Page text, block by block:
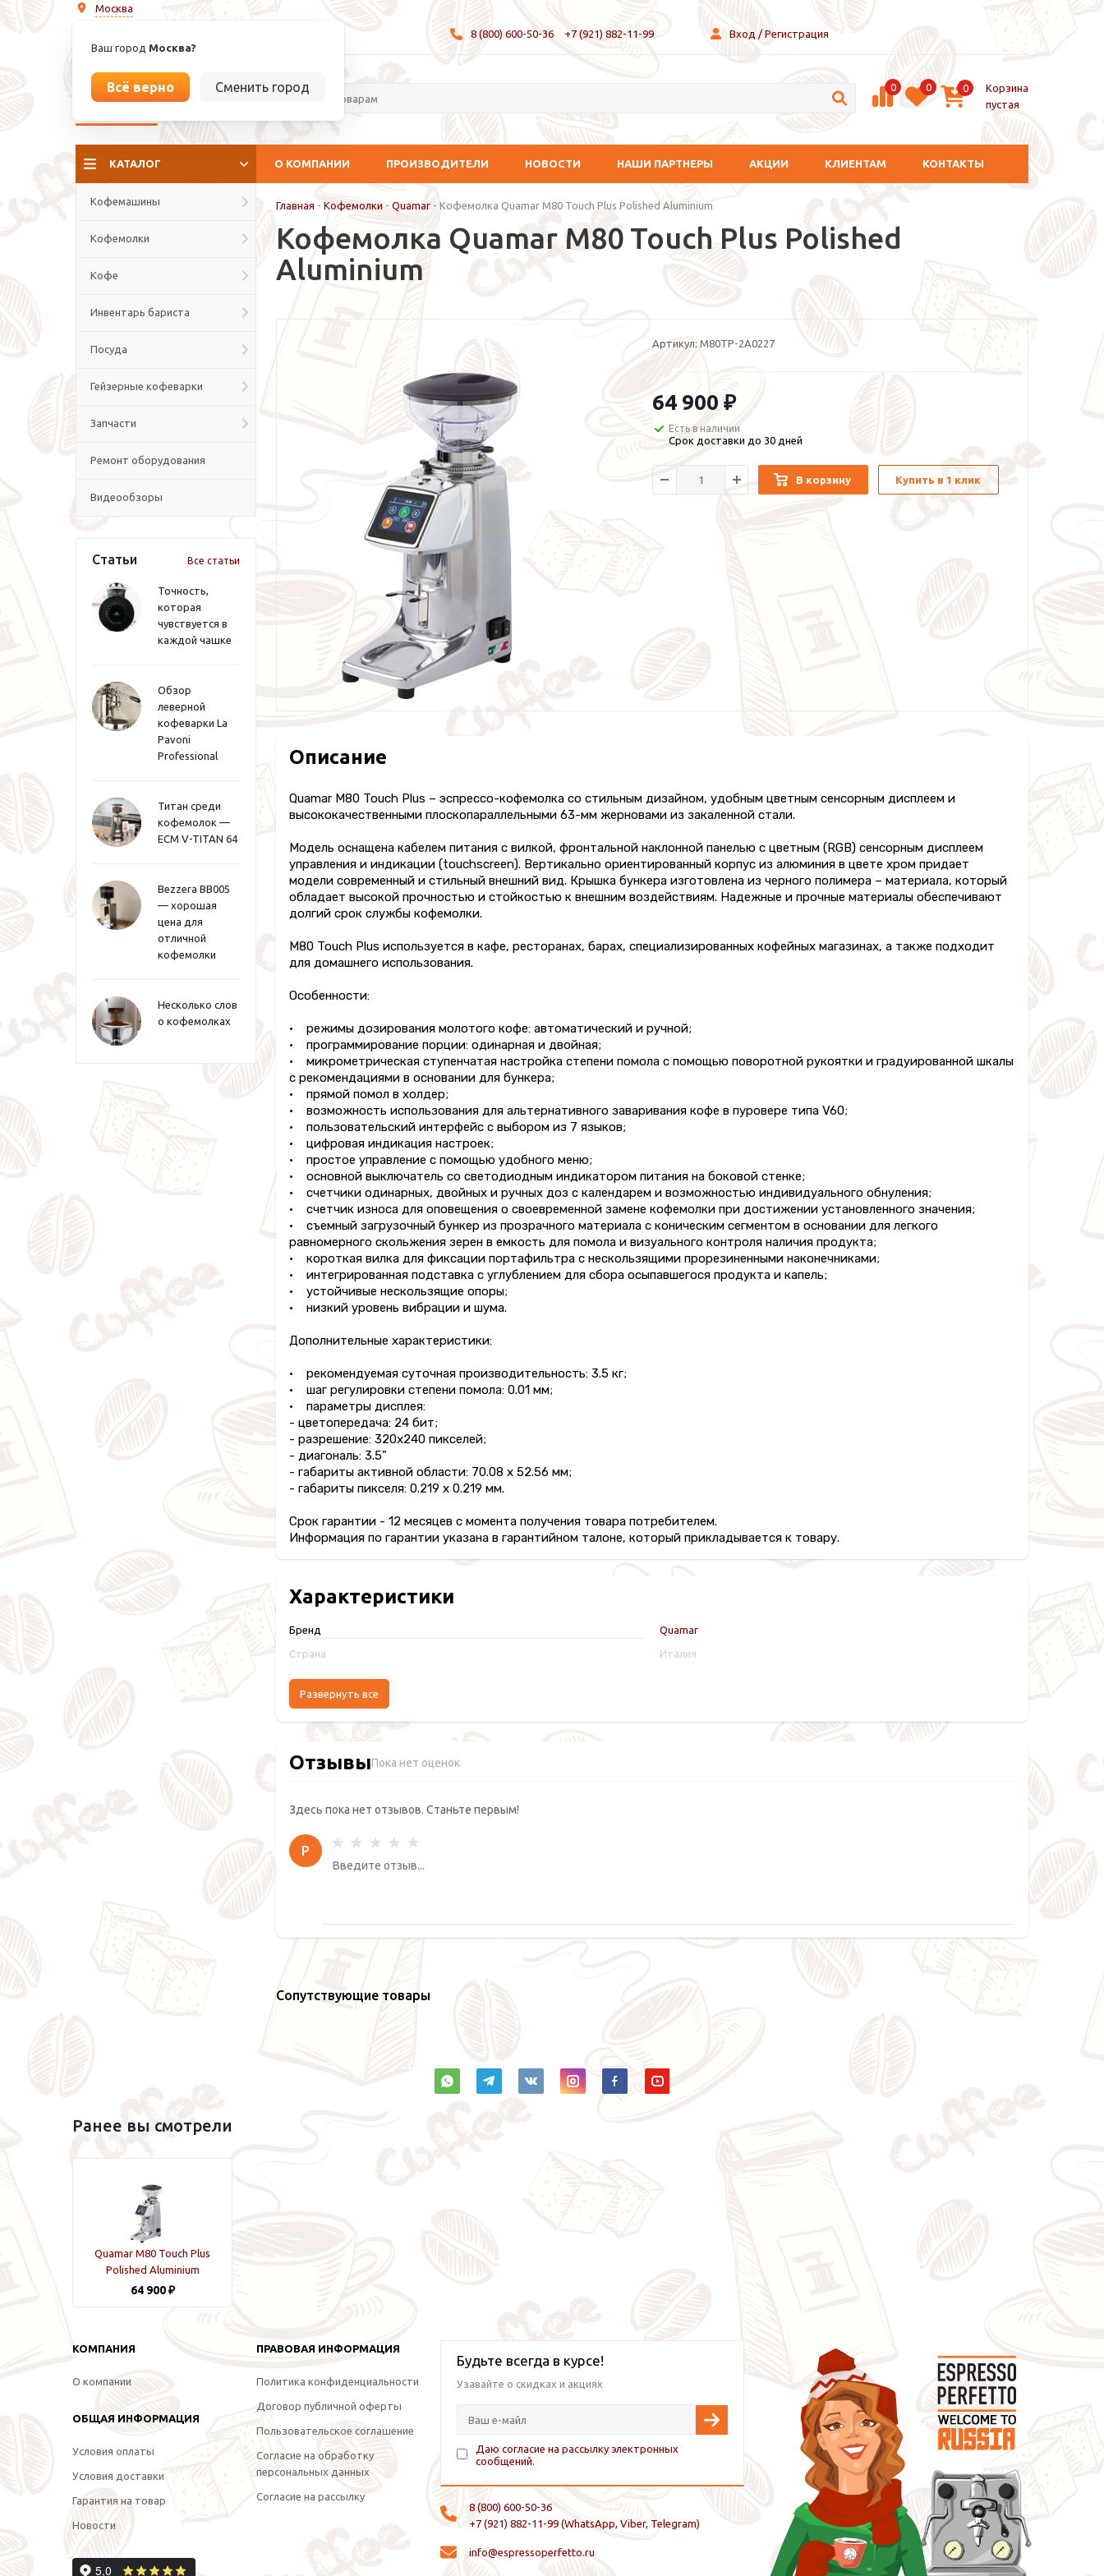
Москва
Ваш город Москва?
Всё верно Сменить город
8 (800) 600-50-36 +7 (921) 882-11-99 Вход / Регистрация
La culture del caffé 0 0 0
Корзина
пустая
КАТАЛОГ О КОМПАНИИ ПРОИЗВОДИТЕЛИ НОВОСТИ НАШИ ПАРТНЕРЫ АКЦИИ КЛИЕНТАМ КОНТАКТЫ
Кофемашины
Кофемолки
Кофе
Инвентарь бариста
Посуда
Гейзерные кофеварки
Запчасти
Ремонт оборудования
Видеообзоры
Статьи Все статьи
Точность,
которая
чувствуется в
каждой чашке
Обзор
леверной
кофеварки La
Pavoni
Professional
Титан среди
кофемолок —
ECM V-TITAN 64
Bezzera BB005
— хорошая
цена для
отличной
кофемолки
Несколько слов
о кофемолках
Главная - Кофемолки - Quamar - Кофемолка Quamar M80 Touch Plus Polished Aluminium
Кофемолка Quamar M80 Touch Plus Polished
Aluminium
Артикул: M80TP-2A0227
64 900 ₽
Есть в наличии
Срок доставки до 30 дней
В корзину Купить в 1 клик
Описание
Quamar M80 Touch Plus – эспрессо-кофемолка со стильным дизайном, удобным цветным сенсорным дисплеем и
высококачественными плоскопараллельными 63-мм жерновами из закаленной стали.
Модель оснащена кабелем питания с вилкой, фронтальной наклонной панелью с цветным (RGB) сенсорным дисплеем
управления и индикации (touchscreen). Вертикально ориентированный корпус из алюминия в цвете хром придает
модели современный и стильный внешний вид. Крышка бункера изготовлена из черного полимера – материала, который
обладает высокой прочностью и стойкостью к внешним воздействиям. Надежные и прочные материалы обеспечивают
долгий срок службы кофемолки.
M80 Touch Plus используется в кафе, ресторанах, барах, специализированных кофейных магазинах, а также подходит
для домашнего использования.
Особенности:
• режимы дозирования молотого кофе: автоматический и ручной;
• программирование порции: одинарная и двойная;
• микрометрическая ступенчатая настройка степени помола с помощью поворотной рукоятки и градуированной шкалы
с рекомендациями в основании для бункера;
• прямой помол в холдер;
• возможность использования для альтернативного заваривания кофе в пуровере типа V60;
• пользовательский интерфейс с выбором из 7 языков;
• цифровая индикация настроек;
• простое управление с помощью удобного меню;
• основной выключатель со светодиодным индикатором питания на боковой стенке;
• счетчики одинарных, двойных и ручных доз с календарем и возможностью индивидуального обнуления;
• счетчик износа для оповещения о своевременной замене кофемолки при достижении установленного значения;
• съемный загрузочный бункер из прозрачного материала с коническим сегментом в основании для легкого
равномерного скольжения зерен в емкость для помола и визуального контроля наличия продукта;
• короткая вилка для фиксации портафильтра с нескользящими прорезиненными наконечниками;
• интегрированная подставка с углублением для сбора осыпавшегося продукта и капель;
• устойчивые нескользящие опоры;
• низкий уровень вибрации и шума.
Дополнительные характеристики:
• рекомендуемая суточная производительность: 3.5 кг;
• шаг регулировки степени помола: 0.01 мм;
• параметры дисплея:
- цветопередача: 24 бит;
- разрешение: 320х240 пикселей;
- диагональ: 3.5"
- габариты активной области: 70.08 х 52.56 мм;
- габариты пикселя: 0.219 х 0.219 мм.
Срок гарантии - 12 месяцев с момента получения товара потребителем.
Информация по гарантии указана в гарантийном талоне, который прикладывается к товару.
Характеристики
Бренд Quamar
Страна Италия
Развернуть все
ОтзывыПока нет оценок
Здесь пока нет отзывов. Станьте первым!
Р
Сопутствующие товары
Ранее вы смотрели
Quamar M80 Touch Plus
Polished Aluminium
64 900 ₽
КОМПАНИЯ
О компании
ОБЩАЯ ИНФОРМАЦИЯ
Условия оплаты
Условия доставки
Гарантия на товар
Новости
ПРАВОВАЯ ИНФОРМАЦИЯ
Политика конфиденциальности
Договор публичной оферты
Пользовательское соглашение
Согласие на обработку
персональных данных
Согласие на рассылку
Будьте всегда в курсе!
Узавайте о скидках и акциях
Даю согласие на рассылку электронных
сообщений.
8 (800) 600-50-36
+7 (921) 882-11-99 (WhatsApp, Viber, Telegram)
info@espressoperfetto.ru